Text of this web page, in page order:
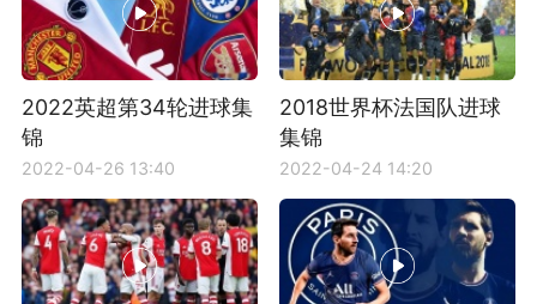
2022英超第34轮进球集
锦
2022-04-26 13:40
2018世界杯法国队进球
集锦
2022-04-24 14:20